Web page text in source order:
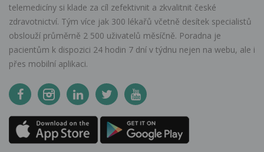
telemedicíny si klade za cíl zefektivnit a zkvalitnit české
zdravotnictví. Tým více jak 300 lékařů včetně desítek specialistů
obslouží průměrně 2 500 uživatelů měsíčně. Poradna je
pacientům k dispozici 24 hodin 7 dní v týdnu nejen na webu, ale i
přes mobilní aplikaci.